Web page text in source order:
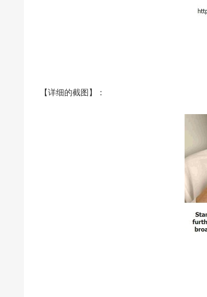
【详细的截图】：